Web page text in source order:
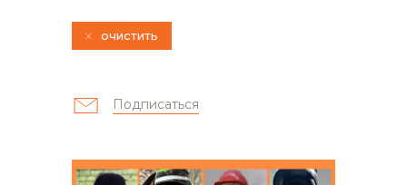
контакты отдела закупок
Подписаться
очистить